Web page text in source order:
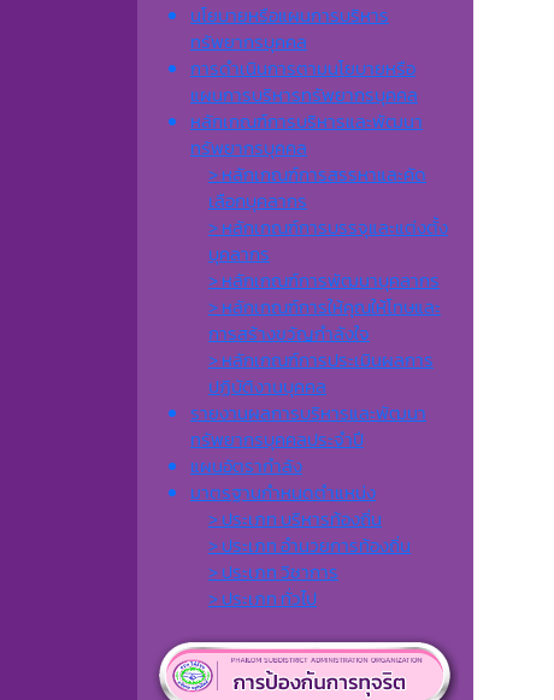
นโยบายหรือแผนการบริหาร
ทรัพยากรบุคคล
การดำเนินการตามนโยบายหรือ
แผนการบริหารทรัพยากรบุคคล
หลักเกณฑ์การบริหารและพัฒนา
ทรัพยากรบุคคล
> หลักเกณฑ์การสรรหาและคัด
เลือกบุคลากร
> หลักเกณฑ์การบรรจุและแต่งตั้ง
บุคลากร
> หลักเกณฑ์การพัฒนาบุคลากร
> หลักเกณฑ์การให้คุณให้โทษและ
การสร้างขวัญกำลังใจ
> หลักเกณฑ์การประเมินผลการ
ปฏิบัติงานบุคคล
รายงานผลการบริหารและพัฒนา
ทรัพยากรบุคคลประจำปี
แผนอัตรากำลัง
มาตรฐานกำหนดตำแหน่ง
> ประเภท บริหารท้องถิ่น
> ประเภท อำนวยการท้องถิ่น
> ประเภท วิชาการ
> ประเภท ทั่วไป